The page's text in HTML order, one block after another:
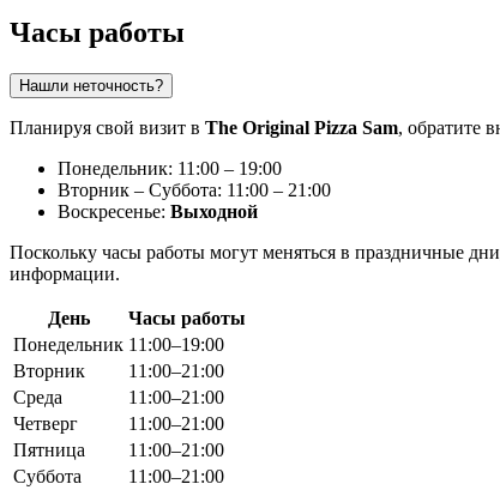
Часы работы
Нашли неточность?
Планируя свой визит в The Original Pizza Sam, обратите
Понедельник: 11:00 – 19:00
Вторник – Суббота: 11:00 – 21:00
Воскресенье: Выходной
Поскольку часы работы могут меняться в праздничные
информации.
День
Часы работы
Понедельник 11:00–19:00
Вторник
11:00–21:00
Среда
11:00–21:00
Четверг
11:00–21:00
Пятница
11:00–21:00
Суббота
11:00–21:00